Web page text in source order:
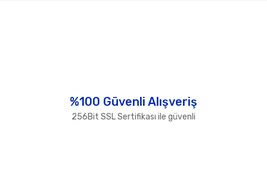
Ürün fiyatı diğer sitelerden daha pahalı.
%100 Güvenli Alışveriş
256Bit SSL Sertifikası ile güvenli